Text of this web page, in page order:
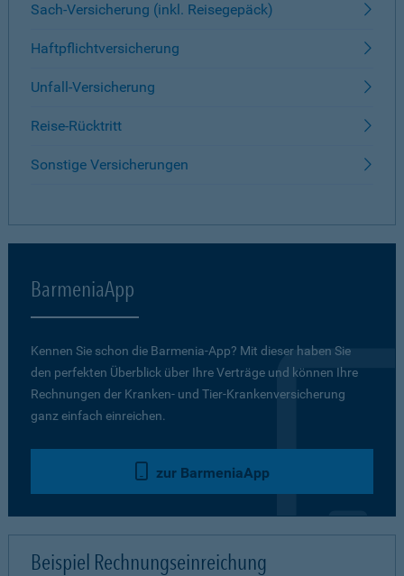
Sach-Versicherung (inkl. Reisegepäck)
Haftpflichtversicherung
Unfall-Versicherung
Reise-Rücktritt
Sonstige Versicherungen
BarmeniaApp
Kennen Sie schon die Barmenia-App? Mit dieser haben Sie
den perfekten Überblick über Ihre Verträge und können Ihre
Rechnungen der Kranken- und Tier-Krankenversicherung
ganz einfach einreichen.
zur BarmeniaApp
Beispiel Rechnungseinreichung